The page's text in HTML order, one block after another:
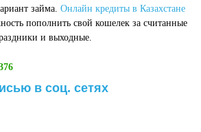
займа. Онлайн кредиты в Казахстане
пополнить свой кошелек за считанные
и выходные.
в соц. сетях